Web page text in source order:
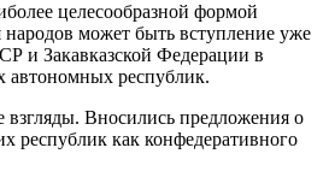
целесообразной формой
может быть вступление уже
и Закавказской Федерации в
автономных республик.
взгляды. Вносились предложения о
республик как конфедеративного